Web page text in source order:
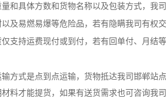
和具体方数和货物名称以及包装方式，我
及易燃易爆等危险品，若有隐瞒我司有权
支持运费现付或到付，若有回单付、月结
方式是点到点运输，货物抵达我司邯郸站
料才能提货，如果有送货需求也可咨询我司